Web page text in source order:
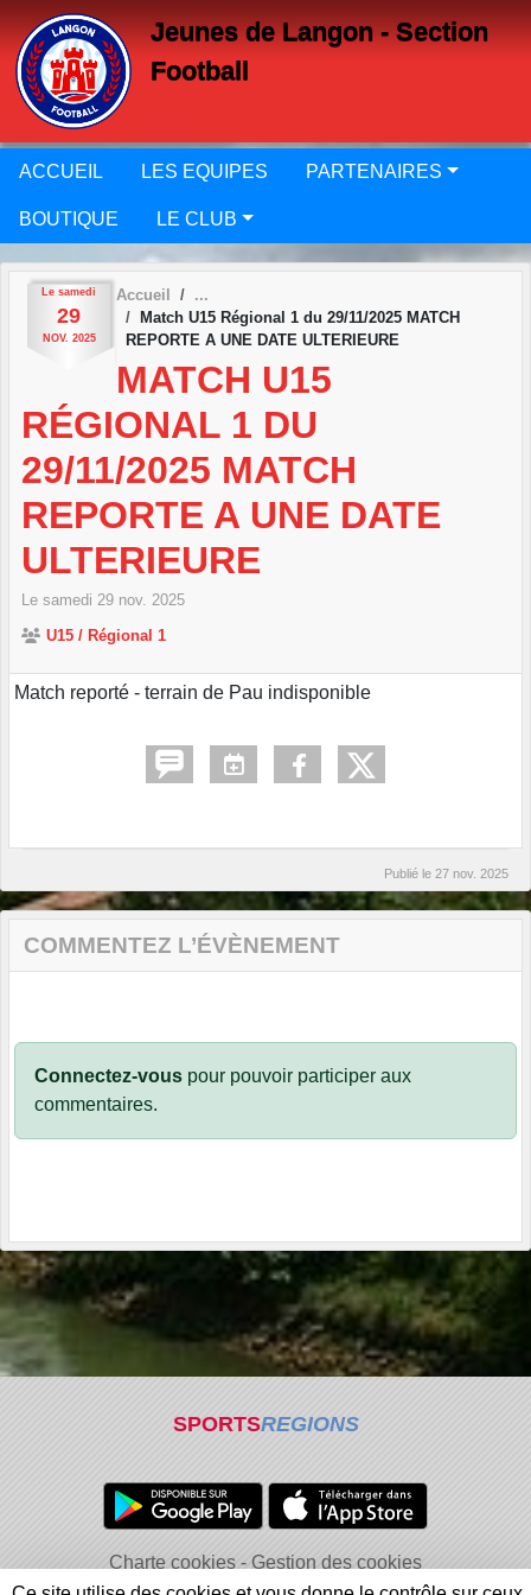
Jeunes de Langon - Section
Football
ACCUEIL LES EQUIPES PARTENAIRES
BOUTIQUE LE CLUB
Le samedi
29
NOV. 2025
Accueil
Match U15 Régional 1 du 29/11/2025 MATCH
REPORTE A UNE DATE ULTERIEURE
MATCH U15
RÉGIONAL 1 DU
29/11/2025 MATCH
REPORTE A UNE DATE
ULTERIEURE
Le samedi 29 nov. 2025
U15 / Régional 1
Match reporté - terrain de Pau indisponible
Publié le 27 nov. 2025
COMMENTEZ L’ÉVÈNEMENT
Connectez-vous pour pouvoir participer aux
commentaires.
SPORTSREGIONS
Charte cookies
Gestion des cookies
Informations légales
Signaler un contenu inapproprié
Panneau de gestion des cookies